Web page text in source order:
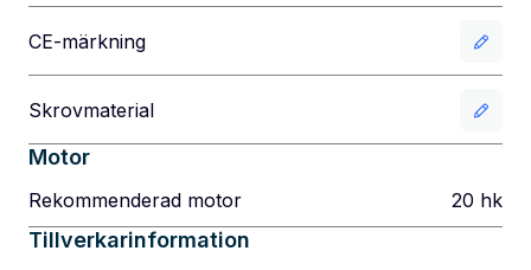
CE-märkning
Skrovmaterial
Motor
Rekommenderad motor 20 hk
Tillverkarinformation